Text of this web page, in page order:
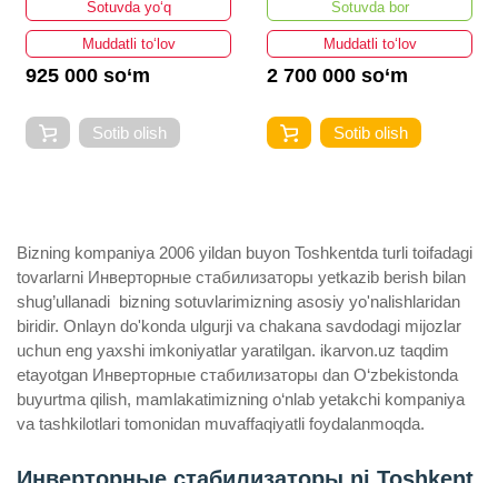
Sotuvda yo‘q
Muddatli to‘lov
925 000 so‘m
Sotib olish
Sotuvda bor
Muddatli to‘lov
2 700 000 so‘m
Sotib olish
Bizning kompaniya 2006 yildan buyon Toshkentda turli toifadagi
tovarlarni Инверторные стабилизаторы yetkazib berish bilan
shug’ullanadi ­ bizning sotuvlarimizning asosiy yo'nalishlaridan
biridir. Onlayn do'konda ulgurji va chakana savdodagi mijozlar
uchun eng yaxshi imkoniyatlar yaratilgan. ikarvon.uz taqdim
etayotgan Инверторные стабилизаторы dan O‘zbekistonda
buyurtma qilish, mamlakatimizning o‘nlab yetakchi kompaniya
va tashkilotlari tomonidan muvaffaqiyatli foydalanmoqda.